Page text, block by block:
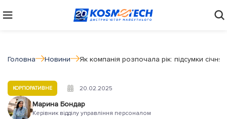
Головна Новини Як компанія розпочала рік: підсумки січня
КОРПОРАТИВНЕ 20.02.2025
Марина Бондар
Керівник відділу управління персоналом